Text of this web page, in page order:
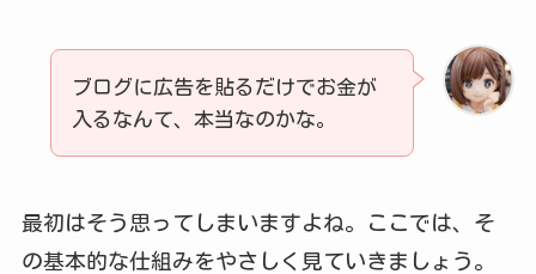
ブログに広告を貼るだけでお金が
入るなんて、本当なのかな。
最初はそう思ってしまいますよね。ここでは、そ
の基本的な仕組みをやさしく見ていきましょう。